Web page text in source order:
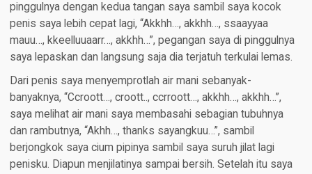
pinggulnya dengan kedua tangan saya sambil saya kocok
penis saya lebih cepat lagi, “Akkhh…, akkhh…, ssaayyaa
mauu…, kkeelluuaarr…, akkhh…”, pegangan saya di pinggulnya
saya lepaskan dan langsung saja dia terjatuh terkulai lemas.
Dari penis saya menyemprotlah air mani sebanyak-
banyaknya, “Ccroott…, croott.., ccrroott…, akkhh…, akkhh…”,
saya melihat air mani saya membasahi sebagian tubuhnya
dan rambutnya, “Akhh…, thanks sayangkuu…”, sambil
berjongkok saya cium pipinya sambil saya suruh jilat lagi
penisku. Diapun menjilatinya sampai bersih. Setelah itu saya